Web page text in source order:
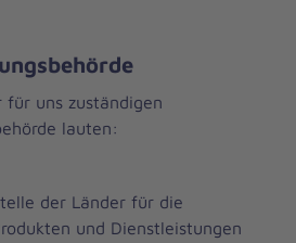
uns zuständigen
lauten:
der Länder für die
und Dienstleistungen